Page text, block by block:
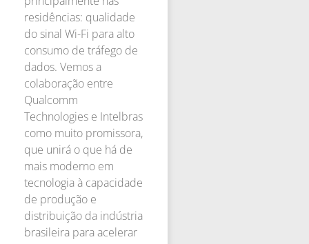
residências: qualidade
do sinal Wi-Fi para alto
consumo de tráfego de
dados. Vemos a
colaboração entre
Qualcomm
Technologies e Intelbras
como muito promissora,
que unirá o que há de
mais moderno em
tecnologia à capacidade
de produção e
distribuição da indústria
brasileira para acelerar